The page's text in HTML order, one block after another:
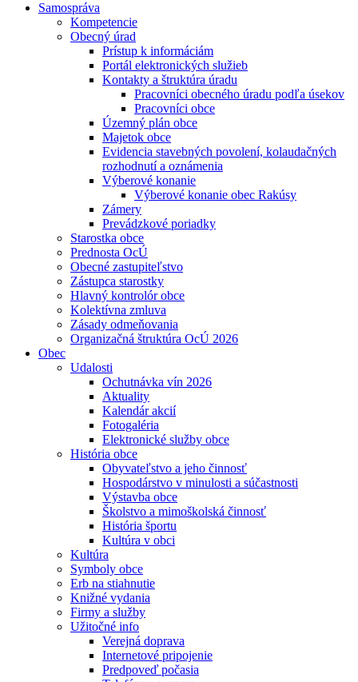
Samospráva
Kompetencie
Obecný úrad
Prístup k informáciám
Portál elektronických služieb
Kontakty a štruktúra úradu
Pracovníci obecného úradu podľa úsekov
Pracovníci obce
Územný plán obce
Majetok obce
Evidencia stavebných povolení, kolaudačných
rozhodnutí a oznámenia
Výberové konanie
Výberové konanie obec Rakúsy
Zámery
Prevádzkové poriadky
Starostka obce
Prednosta OcÚ
Obecné zastupiteľstvo
Zástupca starostky
Hlavný kontrolór obce
Kolektívna zmluva
Zásady odmeňovania
Organizačná štruktúra OcÚ 2026
Obec
Udalosti
Ochutnávka vín 2026
Aktuality
Kalendár akcií
Fotogaléria
Elektronické služby obce
História obce
Obyvateľstvo a jeho činnosť
Hospodárstvo v minulosti a súčastnosti
Výstavba obce
Školstvo a mimoškolská činnosť
História športu
Kultúra v obci
Kultúra
Symboly obce
Erb na stiahnutie
Knižné vydania
Firmy a služby
Užitočné info
Verejná doprava
Internetové pripojenie
Predpoveď počasia